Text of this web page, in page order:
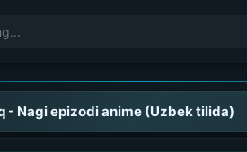
- Nagi epizodi anime (Uzbek tilida)